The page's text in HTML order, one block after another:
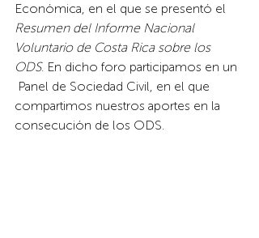
Económica, en el que se presentó el
Resumen del Informe Nacional
Voluntario de Costa Rica sobre los
ODS. En dicho foro participamos en un
Panel de Sociedad Civil, en el que
compartimos nuestros aportes en la
consecución de los ODS.